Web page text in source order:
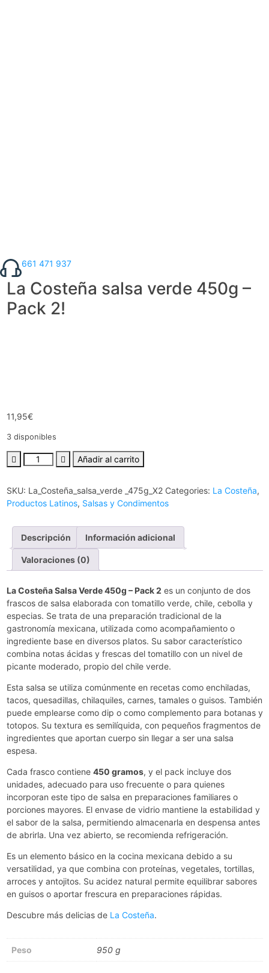
661 471 937
La Costeña salsa verde 450g –
Pack 2!
11,95€
3 disponibles
Añadir al carrito
SKU: La_Costeña_salsa_verde _475g_X2 Categories: La Costeña,
Productos Latinos, Salsas y Condimentos
Descripción Información adicional
Valoraciones (0)
La Costeña Salsa Verde 450g – Pack 2 es un conjunto de dos
frascos de salsa elaborada con tomatillo verde, chile, cebolla y
especias. Se trata de una preparación tradicional de la
gastronomía mexicana, utilizada como acompañamiento o
ingrediente base en diversos platos. Su sabor característico
combina notas ácidas y frescas del tomatillo con un nivel de
picante moderado, propio del chile verde.
Esta salsa se utiliza comúnmente en recetas como enchiladas,
tacos, quesadillas, chilaquiles, carnes, tamales o guisos. También
puede emplearse como dip o como complemento para botanas y
totopos. Su textura es semilíquida, con pequeños fragmentos de
ingredientes que aportan cuerpo sin llegar a ser una salsa
espesa.
Cada frasco contiene 450 gramos, y el pack incluye dos
unidades, adecuado para uso frecuente o para quienes
incorporan este tipo de salsa en preparaciones familiares o
porciones mayores. El envase de vidrio mantiene la estabilidad y
el sabor de la salsa, permitiendo almacenarla en despensa antes
de abrirla. Una vez abierto, se recomienda refrigeración.
Es un elemento básico en la cocina mexicana debido a su
versatilidad, ya que combina con proteínas, vegetales, tortillas,
arroces y antojitos. Su acidez natural permite equilibrar sabores
en guisos o aportar frescura en preparaciones rápidas.
Descubre más delicias de La Costeña.
Peso 950 g